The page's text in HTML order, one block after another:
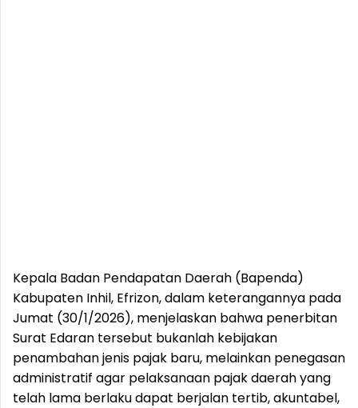
Kepala Badan Pendapatan Daerah (Bapenda)
Kabupaten Inhil, Efrizon, dalam keterangannya pada
Jumat (30/1/2026), menjelaskan bahwa penerbitan
Surat Edaran tersebut bukanlah kebijakan
penambahan jenis pajak baru, melainkan penegasan
administratif agar pelaksanaan pajak daerah yang
telah lama berlaku dapat berjalan tertib, akuntabel,